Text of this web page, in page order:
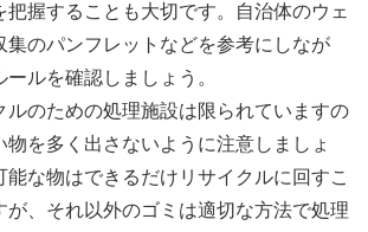
把握することも大切です。自治体のウェ
集のパンフレットなどを参考にしなが
ルを確認しましょう。
ルのための処理施設は限られていますの
物を多く出さないように注意しましょ
能な物はできるだけリサイクルに回すこ
が、それ以外のゴミは適切な方法で処理